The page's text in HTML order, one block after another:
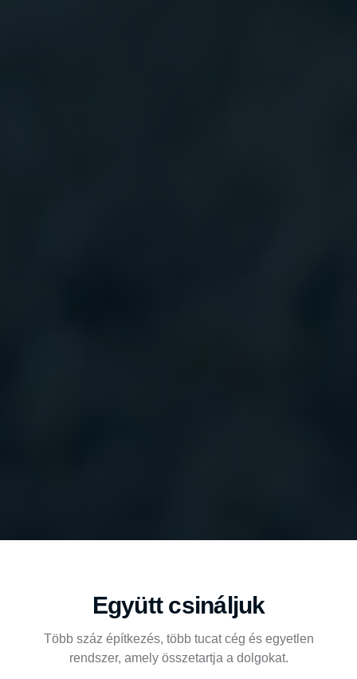
Együtt csináljuk
Több száz építkezés, több tucat cég és egyetlen
rendszer, amely összetartja a dolgokat.